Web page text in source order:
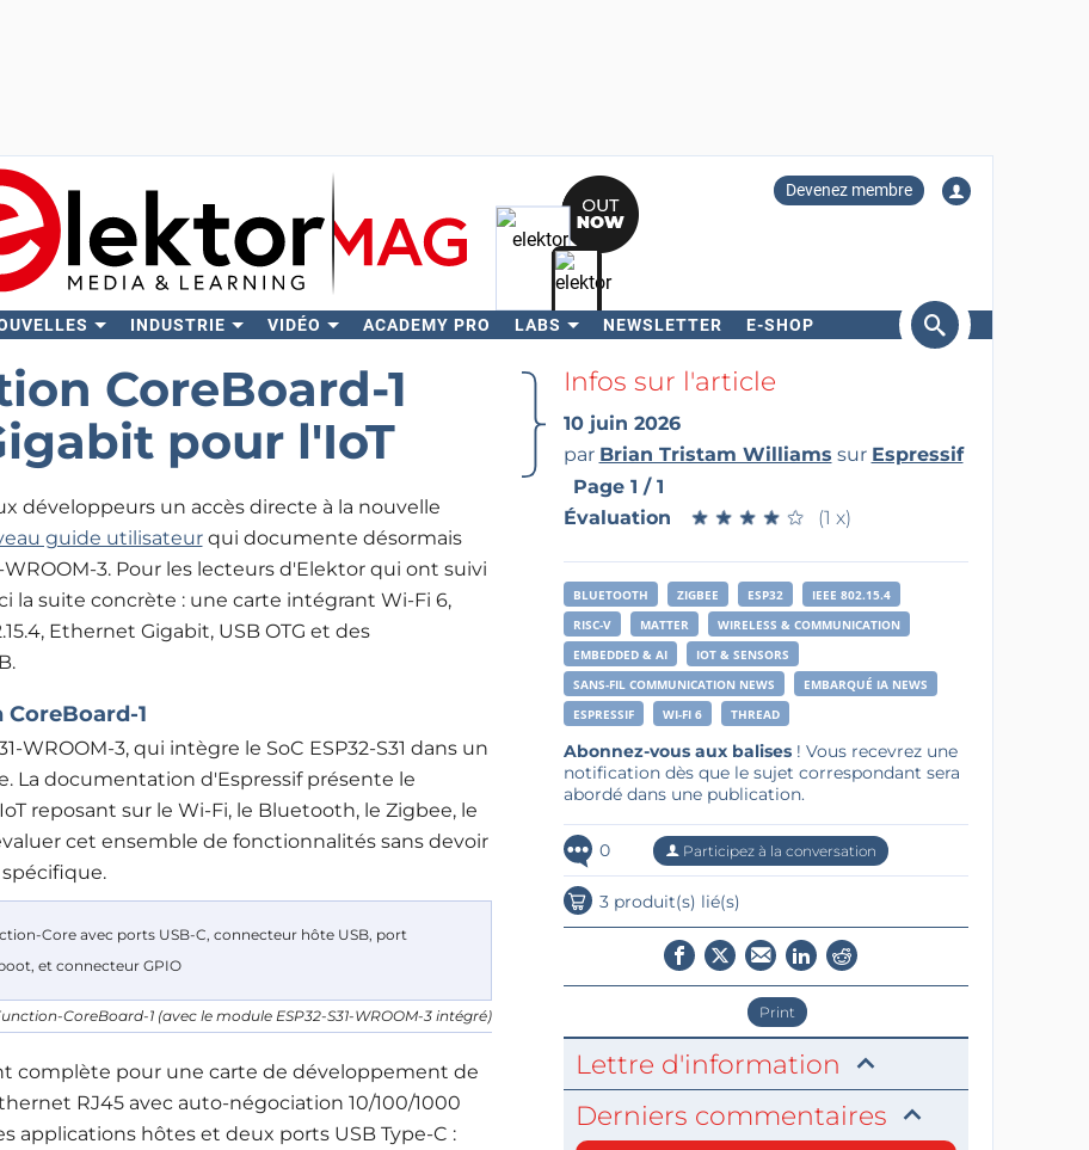
Devenez membre
INDUSTRIE VIDÉO ACADEMY PRO LABS NEWSLETTER E-SHOP
Rechercher
CoreBoard-1
pour l'IoT
développeurs un accès directe à la nouvelle
guide utilisateurqui documente désormais
WROOM-3. Pour les lecteurs d'Elektor qui ont suivi
la suite concrète : une carte intégrant Wi-Fi 6,
Ethernet Gigabit, USB OTG et des
CoreBoard-1
WROOM-3, qui intègre le SoC ESP32-S31 dans un
La documentation d'Espressif présente le
reposant sur le Wi-Fi, le Bluetooth, le Zigbee, le
cet ensemble de fonctionnalités sans devoir
CoreBoard-1 (avec le module ESP32-S31-WROOM-3 intégré)
complète pour une carte de développement de
RJ45 avec auto-négociation 10/100/1000
applications hôtes et deux ports USB Type-C :
Infos sur l'article
10 juin 2026
par Brian Tristam Williams sur Espressif
Page 1 / 1
Évaluation
★ ★ ★ ★ ★
★ ★ ★ ★ ★ (1 x)
BLUETOOTH ZIGBEE ESP32
IEEE 802.15.4
RISC-V
MATTER
WIRELESS & COMMUNICATION
EMBEDDED & AI
IOT & SENSORS
SANS-FIL COMMUNICATION NEWS
EMBARQUÉ IA NEWS
ESPRESSIF
WI-FI 6 THREAD
Abonnez-vous aux balises! Vous recevrez une
notification dès que le sujet correspondant sera
abordé dans une publication.
0 Participez à la conversation
3 produit(s) lié(s)
Print
Lettre d'information
Derniers commentaires